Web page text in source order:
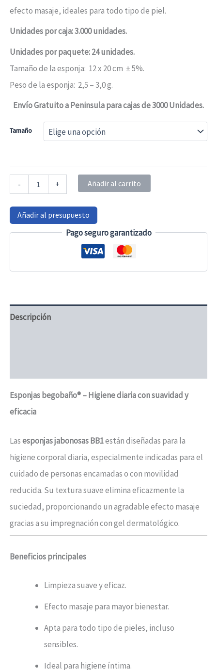
desde
0,75 €0,91 €
78,00 €94,38 €
efecto masaje, ideales para todo tipo de piel.
Unidades por caja: 3.000 unidades.
Unidades por paquete: 24 unidades.
Tamaño de la esponja: 12 x 20 cm ± 5%.
Peso de la esponja: 2,5 – 3,0 g.
Envío Gratuito a Peninsula para cajas de 3000 Unidades.
Tamaño
-
Begobaño
BB1
cantidad
+ Añadir al carrito
Añadir al presupuesto
Pago seguro garantizado
Descripción
Esponjas begobaño® – Higiene diaria con suavidad y
eficacia
Lasesponjasjabonosas BB1están diseñadas para la
higiene corporal diaria, especialmente indicadas para el
cuidado de personas encamadas o con movilidad
reducida. Su textura suave elimina eficazmente la
suciedad, proporcionando un agradable efecto masaje
gracias a su impregnación con gel dermatológico.
Beneficios principales
Limpieza suave y eficaz.
Efecto masaje para mayor bienestar.
Apta para todo tipo de pieles, incluso
sensibles.
Ideal para higiene íntima.